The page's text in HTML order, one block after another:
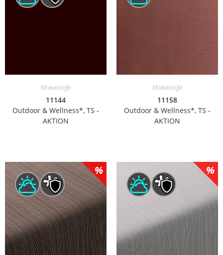
Möbelstoffe
11144
Outdoor & Wellness*, TS -
AKTION
Möbelstoffe
11158
Outdoor & Wellness*, TS -
AKTION